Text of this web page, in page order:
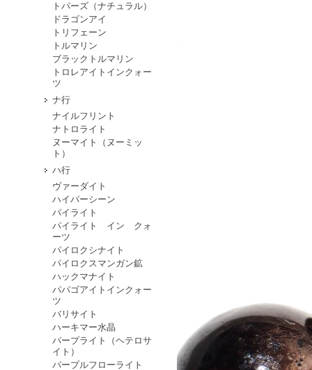
トパーズ（ナチュラル）
ドラゴンアイ
トリフェーン
トルマリン
ブラックトルマリン
トロレアイトインクォー
ツ
ナ行
ナイルフリント
ナトロライト
ヌーマイト（ヌーミッ
ト）
ハ行
ヴァーダイト
ハイパーシーン
パイライト
パイライト イン クォ
ーツ
パイロクシナイト
パイロクスマンガン鉱
ハックマナイト
パパゴアイトインクォー
ツ
バリサイト
ハーキマー水晶
パープライト（ヘテロサ
イト）
パープルフローライト